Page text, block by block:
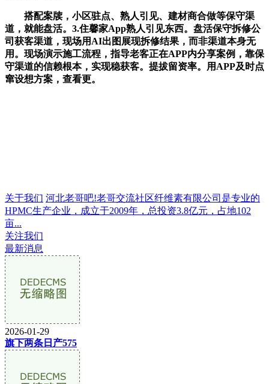
搭配案牍，小区驻点、熟人引见、建材商合做等保守渠
道，就能盘活。3.住馨家App熟人引见东西。盘活保守拆修公
司获客渠道，现场用AI出图展现拆修结果，而非渠道本身无
用。现场演示施工流程，指导老客正在APP内分享案例，靠保
守渠道的信赖根本，实现稳获客。提拔留资率。用APP及时点
窜设想方案，查看更。
关于我们 河北老哥吧!老哥交流社区纤维素有限公司是专业的
HPMC生产企业，成立于2009年，总投资3.8亿元，占地102
亩...
关注我们
最新消息
2026-01-29
旗下两条日产575